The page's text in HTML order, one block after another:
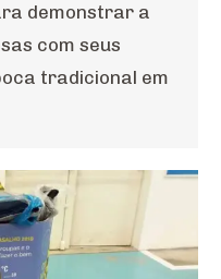
demonstrar a
com seus
tradicional em